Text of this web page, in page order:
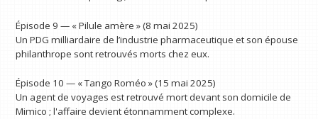
Épisode 9 — « Pilule amère » (8 mai 2025)
Un PDG milliardaire de l’industrie pharmaceutique et son épouse
philanthrope sont retrouvés morts chez eux.
Épisode 10 — « Tango Roméo » (15 mai 2025)
Un agent de voyages est retrouvé mort devant son domicile de
Mimico ; l'affaire devient étonnamment complexe.